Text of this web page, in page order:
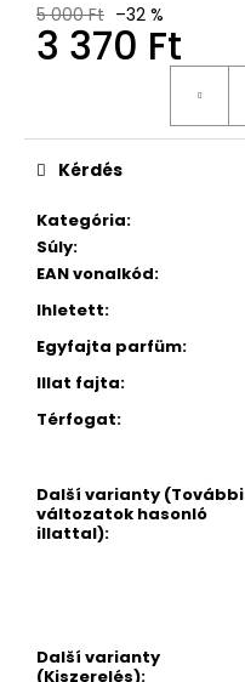
5 000 Ft –32 %
3 370 Ft
Kategória:
Súly:
EAN vonalkód:
Ihletett:
Egyfajta parfüm:
Illat fajta:
Térfogat:
Další varianty (További
változatok hasonló
illattal):
Další varianty
(Kiszerelés):
Kérdés